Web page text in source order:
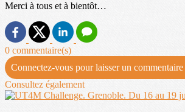
Merci à tous et à bientôt…
0 commentaire(s)
Connectez-vous pour laisser un commentaire
Consultez également